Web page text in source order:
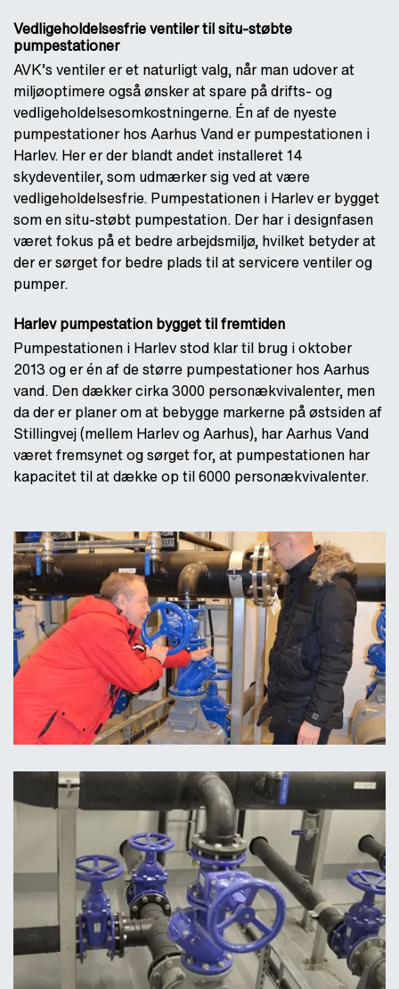
Vedligeholdelsesfrie ventiler til situ-støbte
pumpestationer
AVK’s ventiler er et naturligt valg, når man udover at
miljøoptimere også ønsker at spare på drifts- og
vedligeholdelsesomkostningerne. Én af de nyeste
pumpestationer hos Aarhus Vand er pumpestationen i
Harlev. Her er der blandt andet installeret 14
skydeventiler, som udmærker sig ved at være
vedligeholdelsesfrie. Pumpestationen i Harlev er bygget
som en situ-støbt pumpestation. Der har i designfasen
været fokus på et bedre arbejdsmiljø, hvilket betyder at
der er sørget for bedre plads til at servicere ventiler og
pumper.
Harlev pumpestation bygget til fremtiden
Pumpestationen i Harlev stod klar til brug i oktober
2013 og er én af de større pumpestationer hos Aarhus
vand. Den dækker cirka 3000 personækvivalenter, men
da der er planer om at bebygge markerne på østsiden af
Stillingvej (mellem Harlev og Aarhus), har Aarhus Vand
været fremsynet og sørget for, at pumpestationen har
kapacitet til at dække op til 6000 personækvivalenter.